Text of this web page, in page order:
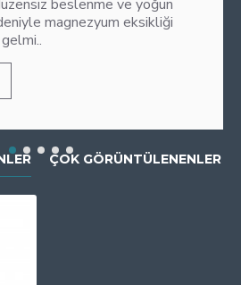
beslenme ve yoğun
magnezyum eksikliği
ÇOK GÖRÜNTÜLENENLER